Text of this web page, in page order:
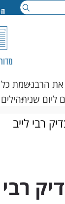
הרבנשמת כל
ליום שני
רבי לייב
רבי